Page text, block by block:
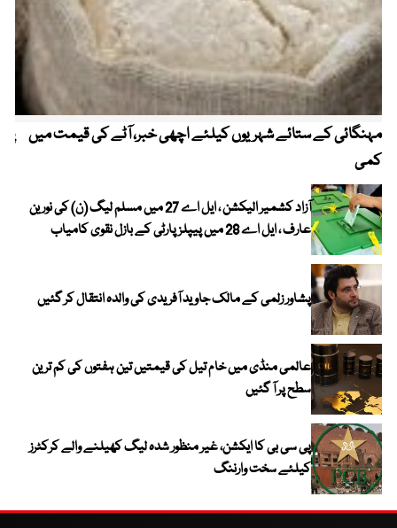
مہنگائی کے ستائے شہریوں کیلئے اچھی خبر، آٹے کی قیمت میں
کمی
آزاد کشمیر الیکشن ، ایل اے 27 میں مسلم لیگ (ن) کی نورین
عارف ، ایل اے 28 میں پیپلز پارٹی کے بازل نقوی کامیاب
پشاور زلمی کے مالک جاوید آفریدی کی والدہ انتقال کر گئیں
عالمی منڈی میں خام تیل کی قیمتیں تین ہفتوں کی کم ترین
سطح پر آ گئیں
پی سی بی کا ایکشن، غیر منظور شدہ لیگ کھیلنے والے کرکٹرز
کیلئے سخت وارننگ